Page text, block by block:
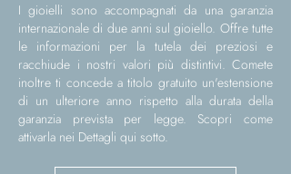
I gioielli sono accompagnati da una garanzia
internazionale di due anni sul gioiello. Offre tutte
le informazioni per la tutela dei preziosi e
racchiude i nostri valori più distintivi. Comete
inoltre ti concede a titolo gratuito un'estensione
di un ulteriore anno rispetto alla durata della
garanzia prevista per legge. Scopri come
attivarla nei Dettagli qui sotto.